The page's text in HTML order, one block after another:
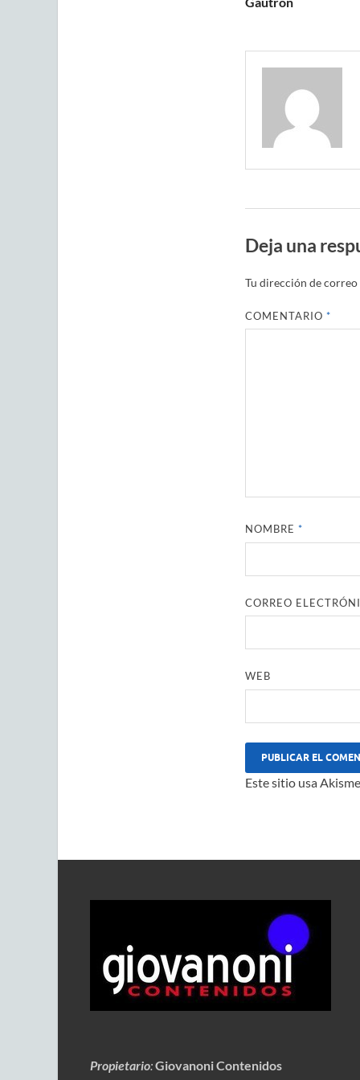
Deja una
Tu dirección de
COMENTARIO *
NOMBRE *
CORREO
WEB
Este sitio usa
Propietario:Giovanoni Contenidos